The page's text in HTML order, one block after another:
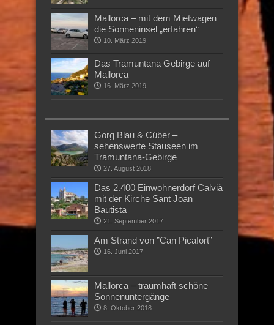
Mallorca – mit dem Mietwagen
die Sonneninsel „erfahren“
10. März 2019
Das Tramuntana Gebirge auf
Mallorca
16. März 2019
Gorg Blau & Cúber –
sehenswerte Stauseen im
Tramuntana-Gebirge
27. August 2018
Das 2.400 Einwohnerdorf Calvià
mit der Kirche Sant Joan
Bautista
21. September 2017
Am Strand von ”Can Picafort”
16. Juni 2017
Mallorca – traumhaft schöne
Sonnenuntergänge
8. Oktober 2018